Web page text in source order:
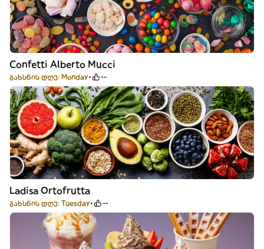
Confetti Alberto Mucci
გახსნის დღე: Monday --
Ladisa Ortofrutta
გახსნის დღე: Tuesday --